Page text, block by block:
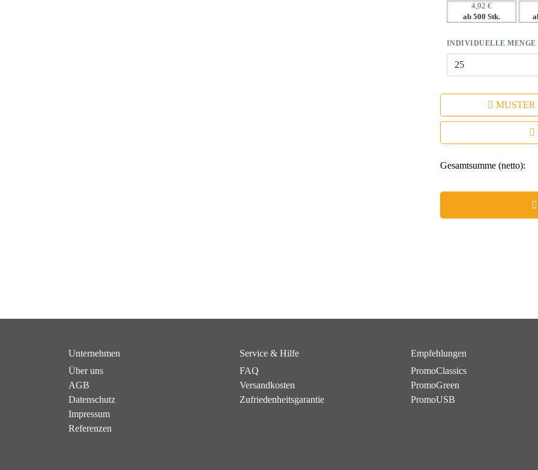
4,92 €
ab 500 Stk.
INDIVIDUELLE MENGE
MUSTER
Gesamtsumme (netto):
Unternehmen
Über uns
AGB
Datenschutz
Impressum
Referenzen
Service & Hilfe
FAQ
Versandkosten
Zufriedenheitsgarantie
Empfehlungen
PromoClassics
PromoGreen
PromoUSB